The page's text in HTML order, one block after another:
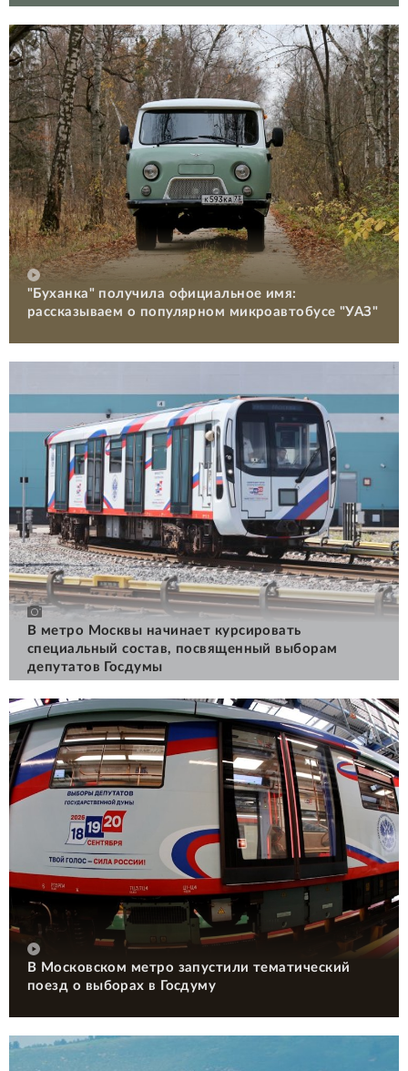
"Буханка" получила официальное имя:
рассказываем о популярном микроавтобусе "УАЗ"
В метро Москвы начинает курсировать
специальный состав, посвященный выборам
депутатов Госдумы
В Московском метро запустили тематический
поезд о выборах в Госдуму